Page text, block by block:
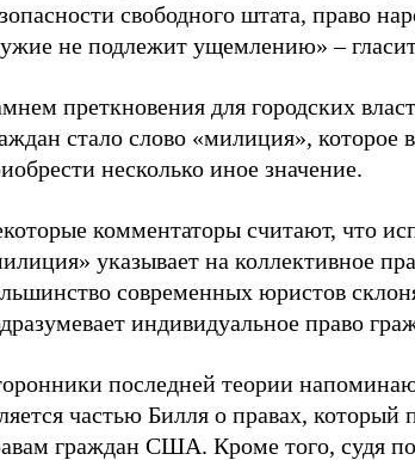
свободного штата, право
не подлежит ущемлению» –
преткновения для городских
стало слово «милиция», которое
несколько иное значение.
комментаторы считают, что
указывает на коллективное
современных юристов
индивидуальное право
последней теории
частью Билля о правах,
граждан США. Кроме того, судя